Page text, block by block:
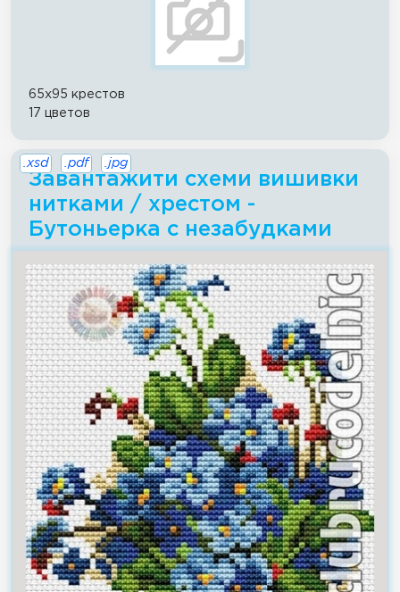
65x95 крестов
17 цветов
Завантажити схеми вишивки
нитками / хрестом -
Бутоньерка с незабудками
.xsd .pdf .jpg